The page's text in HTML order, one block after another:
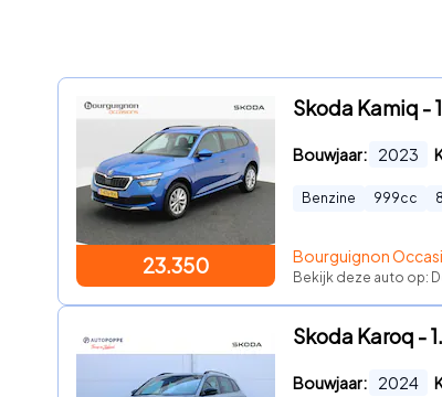
23.350
Skoda Kamiq -
Bouwjaar: 2023
Benzine 999cc
Bourguignon
Bekijk deze auto op:
Skoda Karoq -
Bouwjaar: 2024